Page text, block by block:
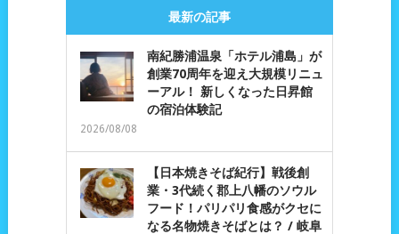
最新の記事
南紀勝浦温泉「ホテル浦島」が
創業70周年を迎え大規模リニュ
ーアル！ 新しくなった日昇館
の宿泊体験記
2026/08/08
【日本焼きそば紀行】戦後創
業・3代続く郡上八幡のソウル
フード！パリパリ食感がクセに
なる名物焼きそばとは？ / 岐阜